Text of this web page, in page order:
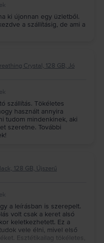
ki újonnan egy üzletből.
a szállításig, de ami a
Crystal, 128 GB, Jó
szállítás. Tökéletes
használt annyira
tudom mindenkinek, aki
szeretne. További
128 GB, Újszerű
a leírásban is szerepelt.
volt csak a keret alsó
keletkezhetett. Ez a
vele élni, mivel első
Esztétikailag tökéletes,